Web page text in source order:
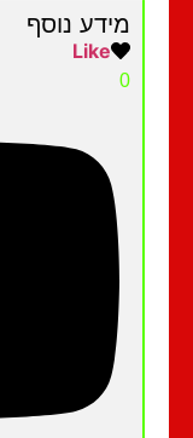
מידע נוסף